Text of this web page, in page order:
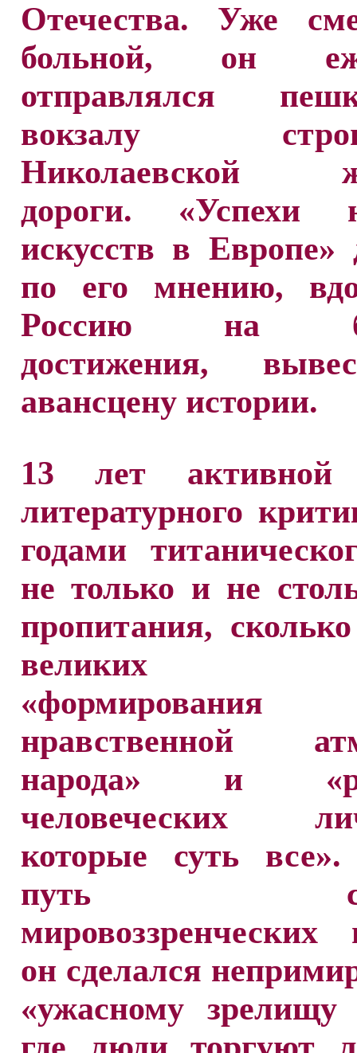
Отечества. Уже
больной, он
отправлялся
вокзалу
Николаевской
дороги. «Успехи
искусств в
по его мнению,
Россию на
достижения,
авансцену истории.
13 лет активной
литературного
годами
не только и не
пропитания,
великих
«формирования
нравственной
народа» и
человеческих
которые суть
путь
мировоззренческих
он сделался
«ужасному зрелищу